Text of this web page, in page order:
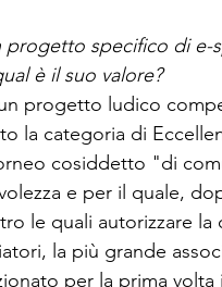
progetto specifico di e-
è il suo valore?
progetto ludico
la categoria di
cosiddetto "di
e per il quale,
le quali autorizzare
la più grande
per la prima